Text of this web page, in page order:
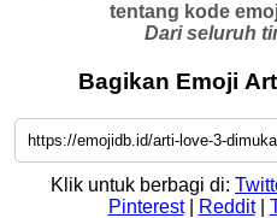
tentang kode
Dari seluruh
Bagikan Emoji
Klik untuk berbagi di:
Pinterest| Reddit|